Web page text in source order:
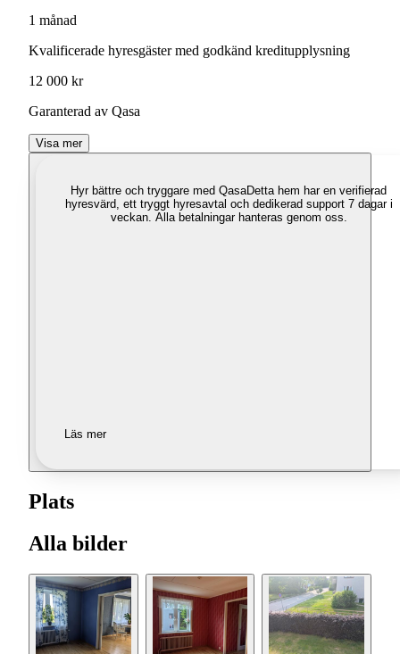
1 månad
Kvalificerade hyresgäster med godkänd kreditupplysning
12 000 kr
Garanterad av Qasa
Visa mer
Hyr bättre och tryggare med QasaDetta hem har en verifierad
hyresvärd, ett tryggt hyresavtal och dedikerad support 7 dagar i
veckan. Alla betalningar hanteras genom oss.
Läs mer
Plats
Alla bilder